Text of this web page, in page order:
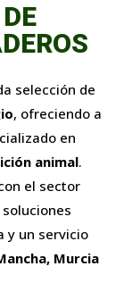
selección de
, ofreciendo a
en
animal.
el sector
y un servicio
Murcia